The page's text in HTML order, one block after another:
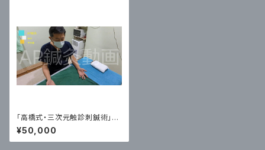
「高橋式・三次元触診刺鍼術」鍼
灸 治療家の手
¥50,000